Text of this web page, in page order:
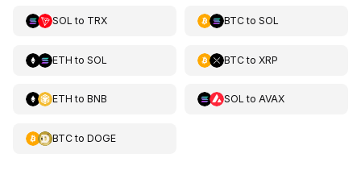
SOL to TRX BTCto SOL
ETH to SOL BTCto XRP
ETH to BNB SOL to AVAX
BTCto DOGE